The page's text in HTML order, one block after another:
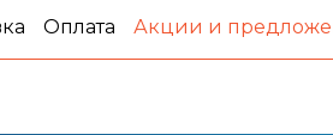
Оплата Акции и